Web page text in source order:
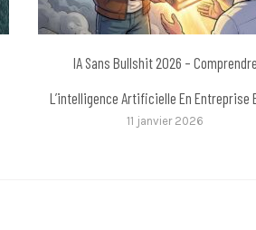
IA Sans Bullshit 2026 – Comprendre
L’intelligence Artificielle En Entreprise
11 janvier 2026